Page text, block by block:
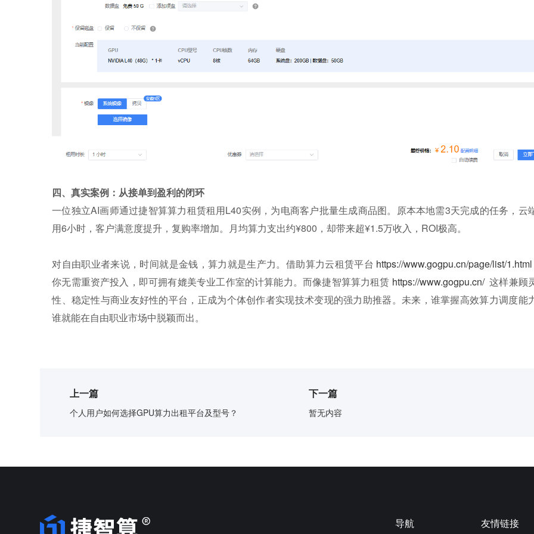
四、真实案例：从接单到盈利的闭环
一位独立AI画师通过捷智算算力租赁租用L40实例，为电商客户批量生成商品图。原本本地需3天完成的任务，云
用6小时，客户满意度提升，复购率增加。月均算力支出约¥800，却带来超¥1.5万收入，ROI极高。
对自由职业者来说，时间就是金钱，算力就是生产力。借助算力云租赁平台 https://www.gogpu.cn/page/list/1.html
你无需重资产投入，即可拥有媲美专业工作室的计算能力。而像捷智算算力租赁 https://www.gogpu.cn/这样兼顾
性、稳定性与商业友好性的平台，正成为个体创作者实现技术变现的强力助推器。未来，谁掌握高效算力调度能
谁就能在自由职业市场中脱颖而出。
上一篇
个人用户如何选择GPU算力出租平台及型号？
下一篇
暂无内容
导航 友情链接